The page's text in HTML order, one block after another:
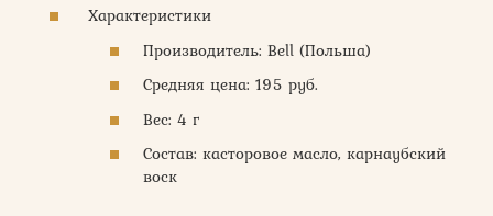
Характеристики
Производитель: Bell (Польша)
Средняя цена: 195 руб.
Вес: 4 г
Состав: касторовое масло, карнаубский
воск